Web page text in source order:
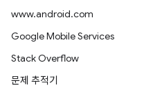
www.android.com
Google Mobile Services
Stack Overflow
문제 추적기